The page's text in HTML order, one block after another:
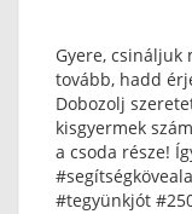
Gyere, csináljuk
tovább, hadd
Dobozolj
kisgyermek
a csoda része!
#tegyünkjót